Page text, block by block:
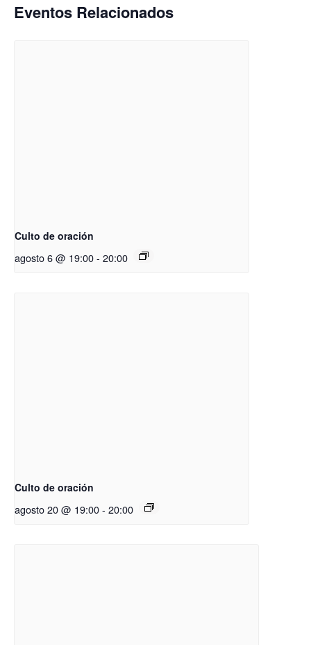
Eventos Relacionados
Culto de oración
agosto 6 @ 19:00- 20:00
Culto de oración
agosto 20 @ 19:00- 20:00